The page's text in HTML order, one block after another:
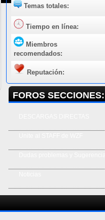
Temas totales:
Tiempo en línea:
Miembros
recomendados:
Reputación:
FOROS SECCIONES: